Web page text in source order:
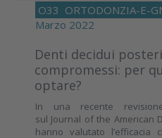
O33 ORTODONZIA-E-
Marzo 2022
Denti decidui
compromessi: per
optare?
In una recente
sul Journal of the American
hanno valutato l’efficacia